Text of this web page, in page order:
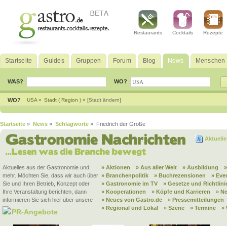
Restaurants Cocktails Rezepte
Startseite Guides Gruppen Forum Blog News Menschen
WAS? WO?
WO? USA » Stadt ( Region ) » [Stadt ändern]
Startseite » News » Schlagworte » Friedrich der Große
Aktuelles aus der Gastronomie und
mehr. Möchten Sie, dass wir auch über
Sie und Ihren Betrieb, Konzept oder
Ihre Veranstaltung berichten, dann
informieren Sie sich hier über unsere
PR-Angebote
» Aktionen » Aus aller Welt » Ausbildung
» Branchenpolitik
» Buchrezensionen
»
» Gastronomie im TV
» Gesetze und
» Kooperationen
» Köpfe und Karrieren
»
» Neues von Gastro.de
» Pressemitteilungen
» Regional und Lokal
» Szene » Termine »